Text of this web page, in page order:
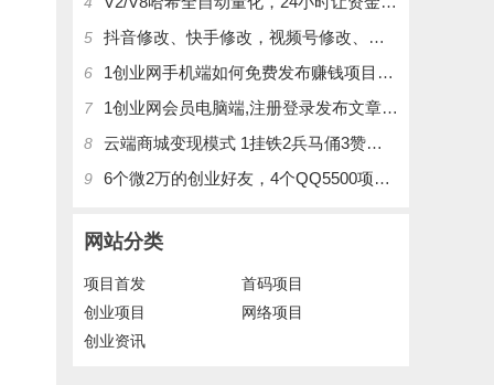
5 抖音修改、快手修改，视频号修改、大屏修改|橱窗修改|抖店修改|、招代理可单独购买
6 1创业网手机端如何免费发布赚钱项目文章
7 1创业网会员电脑端,注册登录发布文章,操作介绍
8 云端商城变现模式 1挂铁2兵马俑3赞刷4涨粉，带你玩.赚风口项日
9 6个微2万的创业好友，4个QQ5500项目好友，QQ每天在线人数2400人、承接朋友圈广告投放
网站分类
项目首发
首码项目
创业项目
网络项目
创业资讯